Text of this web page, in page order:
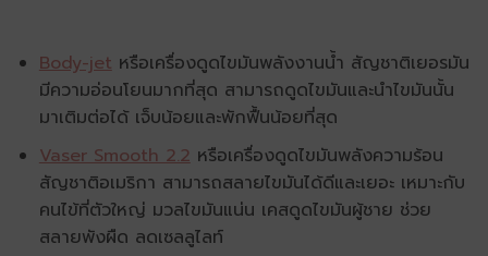
Body-jetหรือเครื่องดูดไขมันพลังงานน้ำ สัญชาติเยอรมัน
มีความอ่อนโยนมากที่สุด สามารถดูดไขมันและนำไขมันนั้น
มาเติมต่อได้ เจ็บน้อยและพักฟื้นน้อยที่สุด
Vaser Smooth 2.2หรือเครื่องดูดไขมันพลังความร้อน
สัญชาติอเมริกา สามารถสลายไขมันได้ดีและเยอะ เหมาะกับ
คนไข้ที่ตัวใหญ่ มวลไขมันแน่น เคสดูดไขมันผู้ชาย ช่วย
สลายพังผืด ลดเซลลูไลท์